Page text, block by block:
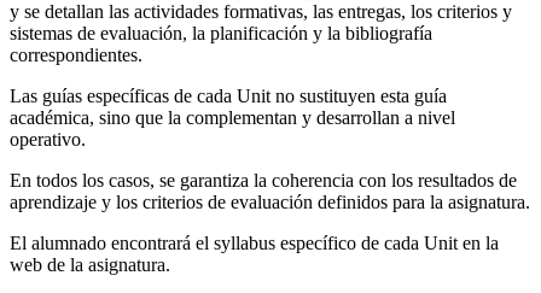
y se detallan las actividades formativas, las entregas, los criterios y
sistemas de evaluación, la planificación y la bibliografía
correspondientes.
Las guías específicas de cada Unit no sustituyen esta guía
académica, sino que la complementan y desarrollan a nivel
operativo.
En todos los casos, se garantiza la coherencia con los resultados de
aprendizaje y los criterios de evaluación definidos para la asignatura.
El alumnado encontrará el syllabus específico de cada Unit en la
web de la asignatura.